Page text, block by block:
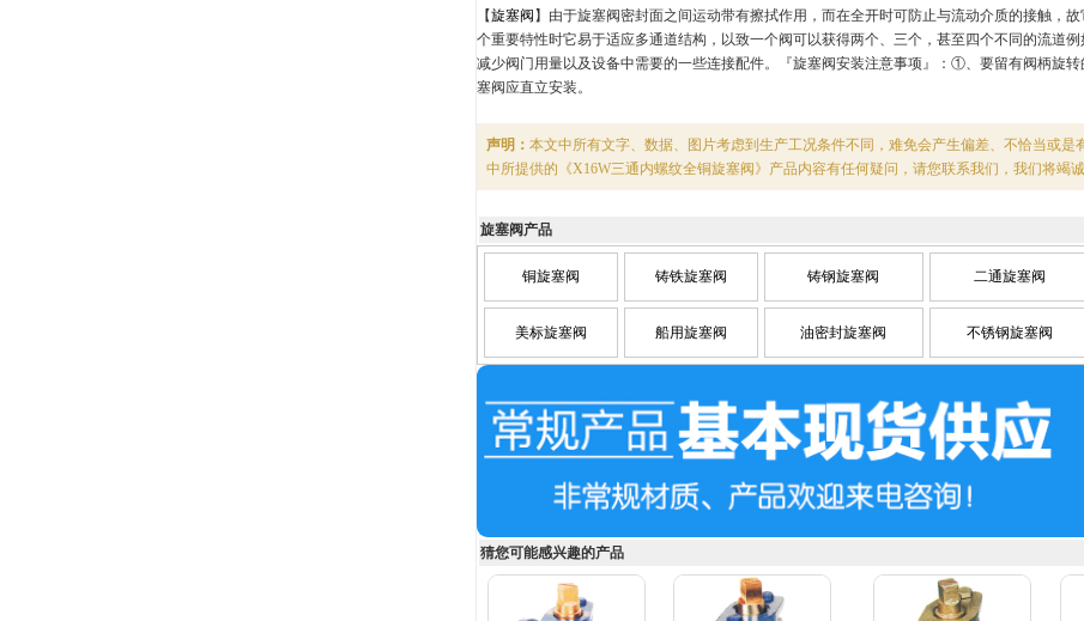
【旋塞阀 】由于旋塞阀密封面之间运动带有擦拭作用，而在全开时可防止与流动介质的接触，
个重要特性时它易于适应多通道结构，以致一个阀可以获得两个、三个，甚至四个不同的流道例
减少阀门用量以及设备中需要的一些连接配件。『旋塞阀安装注意事项』：①、要留有阀柄旋
塞阀应直立安装。
声明： 本文中所有文字、数据、图片考虑到生产工况条件不同，难免会产生偏差、不恰当或
中所提供的《X16W三通内螺纹全铜旋塞阀》产品内容有任何疑问，请您联系我们，我们将竭诚
旋塞阀产品
铜旋塞阀 铸铁旋塞阀 铸钢旋塞阀 二通旋塞阀
美标旋塞阀 船用旋塞阀 油密封旋塞阀 不锈钢旋塞阀
猜您可能感兴趣的产品